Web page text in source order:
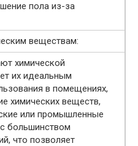
пола из-за
веществам:
химической
их идеальным
в помещениях,
химических веществ,
или промышленные
большинством
что позволяет